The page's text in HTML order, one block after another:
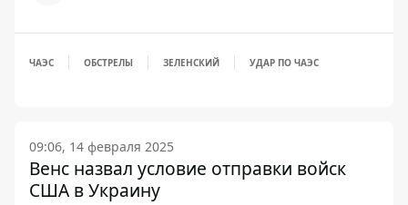
ЧАЭС ОБСТРЕЛЫ ЗЕЛЕНСКИЙ УДАР ПО ЧАЭС
09:06, 14 февраля 2025
Венс назвал условие отправки войск
США в Украину